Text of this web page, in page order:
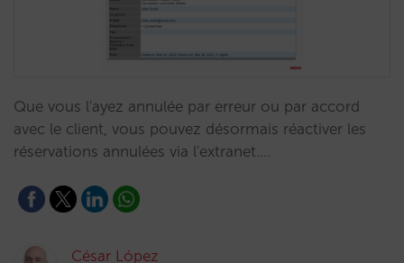
Que vous l'ayez annulée par erreur ou par accord
avec le client, vous pouvez désormais réactiver les
réservations annulées via l'extranet.…
César López